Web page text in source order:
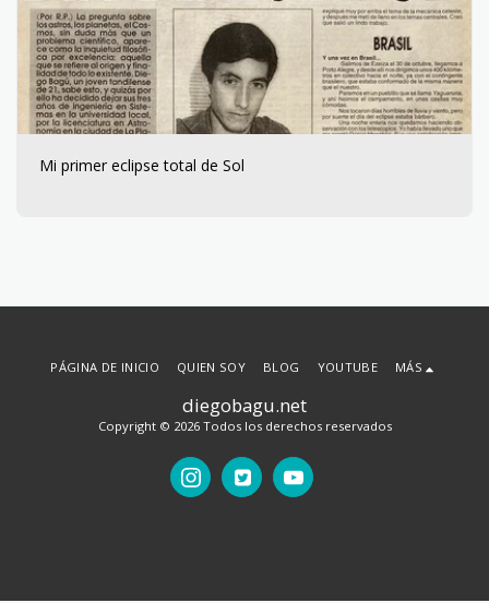
Mi primer eclipse total de Sol
diegobagu.net
Copyright © 2026 Todos los derechos reservados
PÁGINA DE INICIO QUIEN SOY BLOG YOUTUBE MÁS